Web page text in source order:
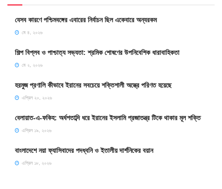
যেসব কারণে পশ্চিমবঙ্গের এবারের নির্বাচন ছিল একেবারে অন্যরকম
মে ৪, ২০২৬
শিল্প বিপ্লব ও পাশ্চাত্য সভ্যতা: শ্রমিক শোষণের উপনিবেশিক ধারাবাহিকতা
মে ২, ২০২৬
হরমুজ প্রণালি কীভাবে ইরানের সবচেয়ে শক্তিশালী অস্ত্রে পরিণত হয়েছে
এপ্রিল ২০, ২০২৬
বেলায়াত-এ-ফকিহ: অর্ধশতাব্দি ধরে ইরানের ইসলামি প্রজাতন্ত্র টিকে থাকার মূল শক্তি
এপ্রিল ১৯, ২০২৬
বাংলাদেশে নয়া ফ্যাসিবাদের পদধ্বনি ও ইতালীয় দার্শনিকের বয়ান
এপ্রিল ১৮, ২০২৬